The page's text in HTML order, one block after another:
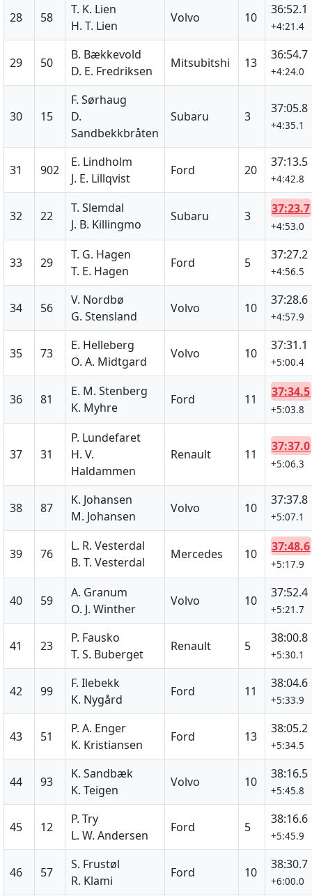
28 58
T. K. Lien
H. T. Lien
Volvo 10
36:52.1
+4:21.4
29 50
B. Bækkevold
D. E. Fredriksen
Mitsubitshi 13
36:54.7
+4:24.0
30 15
F. Sørhaug
D.
Sandbekkbråten
Subaru 3
37:05.8
+4:35.1
31 902
E. Lindholm
J. E. Lillqvist
Ford 20
37:13.5
+4:42.8
32 22
T. Slemdal
J. B. Killingmo
Subaru 3
37:23.7
+4:53.0
33 29
T. G. Hagen
T. E. Hagen
Ford 5
37:27.2
+4:56.5
34 56
V. Nordbø
G. Stensland
Volvo 10
37:28.6
+4:57.9
35 73
E. Helleberg
O. A. Midtgard
Volvo 10
37:31.1
+5:00.4
36 81
E. M. Stenberg
K. Myhre
Ford 11
37:34.5
+5:03.8
37 31
P. Lundefaret
H. V.
Haldammen
Renault 11
37:37.0
+5:06.3
38 87
K. Johansen
M. Johansen
Volvo 10
37:37.8
+5:07.1
39 76
L. R. Vesterdal
B. T. Vesterdal
Mercedes 10
37:48.6
+5:17.9
40 59
A. Granum
O. J. Winther
Volvo 10
37:52.4
+5:21.7
41 23
P. Fausko
T. S. Buberget
Renault 5
38:00.8
+5:30.1
42 99
F. Ilebekk
K. Nygård
Ford 11
38:04.6
+5:33.9
43 51
P. A. Enger
K. Kristiansen
Ford 13
38:05.2
+5:34.5
44 93
K. Sandbæk
K. Teigen
Volvo 10
38:16.5
+5:45.8
45 12
P. Try
L. W. Andersen
Ford 5
38:16.6
+5:45.9
46 57
S. Frustøl
R. Klami
Ford 10
38:30.7
+6:00.0